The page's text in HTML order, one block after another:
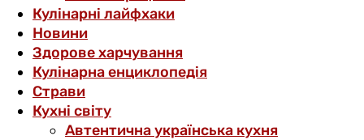
Кулінарні лайфхаки
Новини
Здорове харчування
Кулінарна енциклопедія
Страви
Кухні світу
Автентична українська кухня